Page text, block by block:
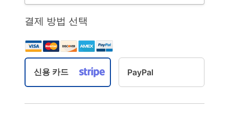
결제 방법 선택
신용 카드 PayPal